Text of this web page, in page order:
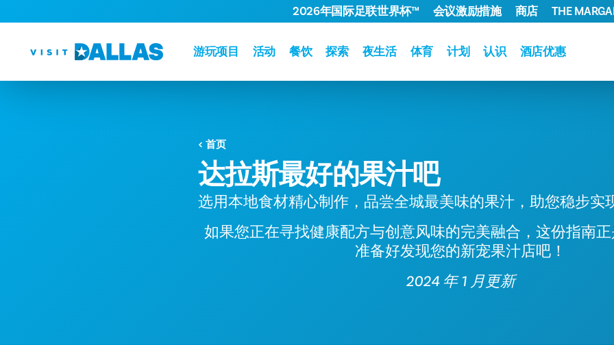
跳转到内容
游玩项目 活动 餐饮 探索 夜生活 体育 计划 认识 酒店优惠
2026年国际足联世界杯™ 会议激励措施 商店 THE
首页
达拉斯最好的果汁吧
选用本地食材精心制作，品尝全城最美味的果汁，助您稳步实
如果您正在寻找健康配方与创意风味的完美融合，这份指南正
准备好发现您的新宠果汁店吧！
2024 年 1 月更新